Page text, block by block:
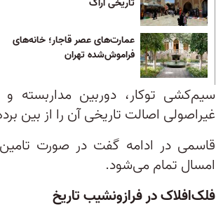
تاریخی اراک
عمارت‌های عصر قاجار؛ خانه‌های
فراموش‌شده تهران
سیم‌کشی توکار، دوربین مداربسته
غیراصولی اصالت تاریخی آن را از بین
قاسمی در ادامه گفت در صورت
امسال تمام می‌شود.
فلک‌افلاک در فرازونشیب تاریخ